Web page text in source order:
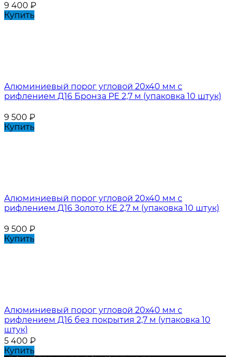
9 400 ₽
Купить
Алюминиевый порог угловой 20х40 мм с
рифлением Д16 Бронза РЕ 2,7 м (упаковка 10 штук)
9 500 ₽
Купить
Алюминиевый порог угловой 20х40 мм с
рифлением Д16 Золото КЕ 2,7 м (упаковка 10 штук)
9 500 ₽
Купить
Алюминиевый порог угловой 20х40 мм с
рифлением Д16 без покрытия 2,7 м (упаковка 10
штук)
5 400 ₽
Купить